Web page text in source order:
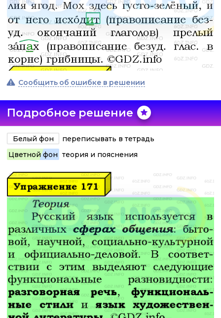
Сообщить об ошибке в решении
Подробное решение
Белый фон
переписывать в тетрадь
Цветной фон теория и пояснения